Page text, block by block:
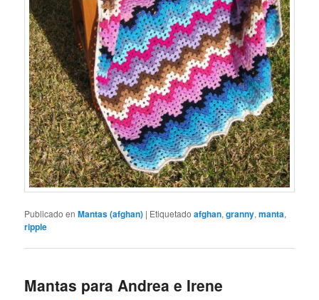
Publicado en Mantas (afghan) | Etiquetado afghan,granny,manta,
ripple
Mantas para Andrea e Irene